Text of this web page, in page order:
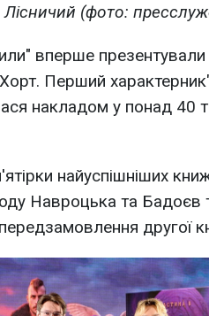
Лісничий (фото:
вперше презентували
Перший
накладом у понад 40
найуспішніших
Навроцька та Бадоєв
другої